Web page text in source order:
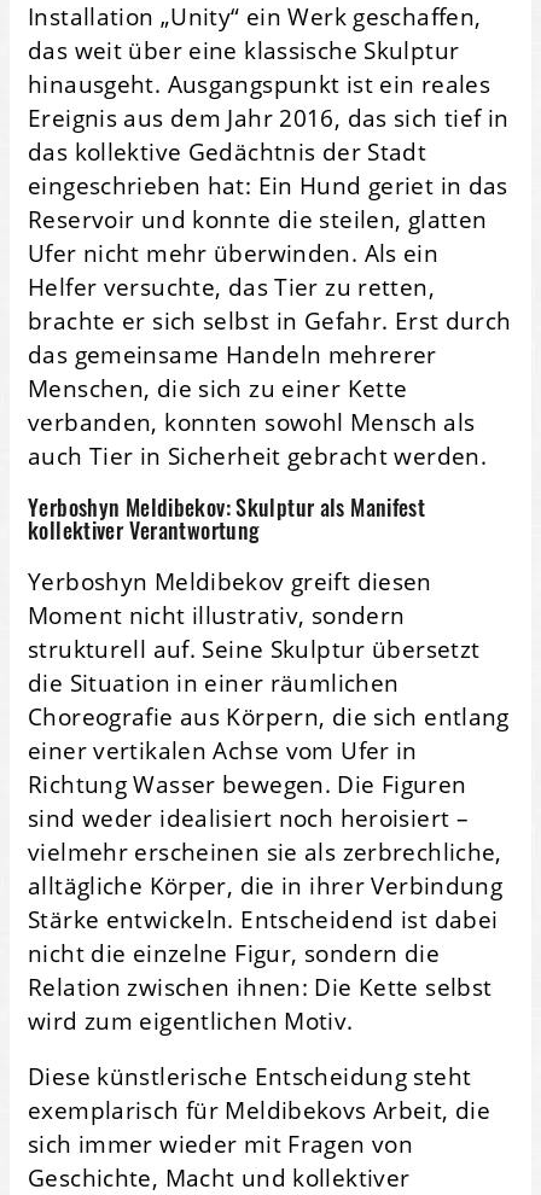
Installation „Unity“ ein Werk geschaffen,
das weit über eine klassische Skulptur
hinausgeht. Ausgangspunkt ist ein reales
Ereignis aus dem Jahr 2016, das sich tief in
das kollektive Gedächtnis der Stadt
eingeschrieben hat: Ein Hund geriet in das
Reservoir und konnte die steilen, glatten
Ufer nicht mehr überwinden. Als ein
Helfer versuchte, das Tier zu retten,
brachte er sich selbst in Gefahr. Erst durch
das gemeinsame Handeln mehrerer
Menschen, die sich zu einer Kette
verbanden, konnten sowohl Mensch als
auch Tier in Sicherheit gebracht werden.
Yerboshyn Meldibekov: Skulptur als Manifest
kollektiver Verantwortung
Yerboshyn Meldibekov greift diesen
Moment nicht illustrativ, sondern
strukturell auf. Seine Skulptur übersetzt
die Situation in einer räumlichen
Choreografie aus Körpern, die sich entlang
einer vertikalen Achse vom Ufer in
Richtung Wasser bewegen. Die Figuren
sind weder idealisiert noch heroisiert –
vielmehr erscheinen sie als zerbrechliche,
alltägliche Körper, die in ihrer Verbindung
Stärke entwickeln. Entscheidend ist dabei
nicht die einzelne Figur, sondern die
Relation zwischen ihnen: Die Kette selbst
wird zum eigentlichen Motiv.
Diese künstlerische Entscheidung steht
exemplarisch für Meldibekovs Arbeit, die
sich immer wieder mit Fragen von
Geschichte, Macht und kollektiver